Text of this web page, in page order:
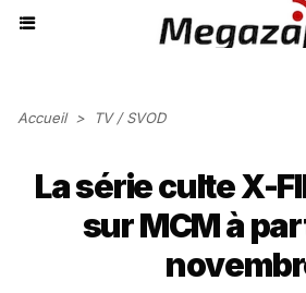
Accueil > TV / SVOD
La série culte X-
sur MCM à